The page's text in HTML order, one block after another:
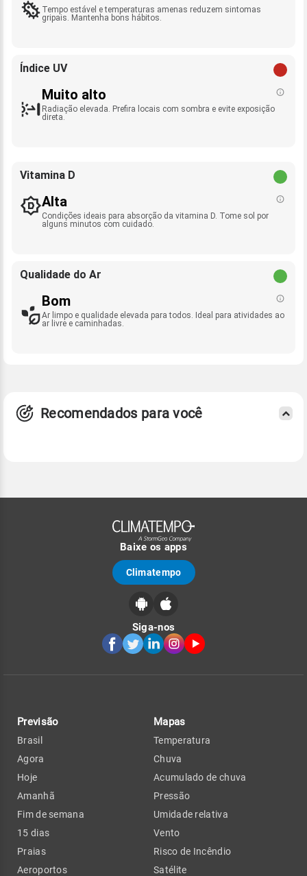
Tempo estável e temperaturas amenas reduzem sintomas
gripais. Mantenha bons hábitos.
Índice UV
Muito alto
Radiação elevada. Prefira locais com sombra e evite exposição
direta.
Vitamina D
Alta
Condições ideais para absorção da vitamina D. Tome sol por
alguns minutos com cuidado.
Qualidade do Ar
Bom
Ar limpo e qualidade elevada para todos. Ideal para atividades ao
ar livre e caminhadas.
Recomendados para você
Baixe os apps
Climatempo
Siga-nos
Previsão
Brasil
Agora
Hoje
Amanhã
Fim de semana
15 dias
Praias
Aeroportos
Mapas
Temperatura
Chuva
Acumulado de chuva
Pressão
Umidade relativa
Vento
Risco de Incêndio
Satélite